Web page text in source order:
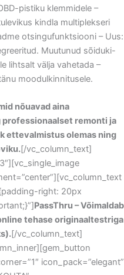
pistiku klemmidele –
kindla multiplekseri
otsingufunktsiooni – Uus:
Muutunud sõiduki-
lihtsalt välja vahetada –
moodulkinnitusele.
nõuavad aina
remonti ja
ettevalmistus olemas ning
[/vc_column_text]
right: 20px
PassThru – Võimaldab
tehase originaaltestriga
[/vc_column_text]
icon_pack=”elegant”